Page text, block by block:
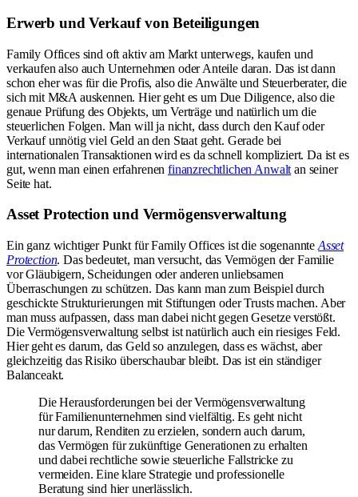
Erwerb und Verkauf von Beteiligungen
Family Offices sind oft aktiv am Markt unterwegs, kaufen und
verkaufen also auch Unternehmen oder Anteile daran. Das ist dann
schon eher was für die Profis, also die Anwälte und Steuerberater, die
sich mit M&A auskennen. Hier geht es um Due Diligence, also die
genaue Prüfung des Objekts, um Verträge und natürlich um die
steuerlichen Folgen. Man will ja nicht, dass durch den Kauf oder
Verkauf unnötig viel Geld an den Staat geht. Gerade bei
internationalen Transaktionen wird es da schnell kompliziert. Da ist es
gut, wenn man einen erfahrenenfinanzrechtlichen Anwalt an seiner
Seite hat.
Asset Protection und Vermögensverwaltung
Ein ganz wichtiger Punkt für Family Offices ist die sogenannte Asset
Protection. Das bedeutet, man versucht, das Vermögen der Familie
vor Gläubigern, Scheidungen oder anderen unliebsamen
Überraschungen zu schützen. Das kann man zum Beispiel durch
geschickte Strukturierungen mit Stiftungen oder Trusts machen. Aber
man muss aufpassen, dass man dabei nicht gegen Gesetze verstößt.
Die Vermögensverwaltung selbst ist natürlich auch ein riesiges Feld.
Hier geht es darum, das Geld so anzulegen, dass es wächst, aber
gleichzeitig das Risiko überschaubar bleibt. Das ist ein ständiger
Balanceakt.
Die Herausforderungen bei der Vermögensverwaltung
für Familienunternehmen sind vielfältig. Es geht nicht
nur darum, Renditen zu erzielen, sondern auch darum,
das Vermögen für zukünftige Generationen zu erhalten
und dabei rechtliche sowie steuerliche Fallstricke zu
vermeiden. Eine klare Strategie und professionelle
Beratung sind hier unerlässlich.